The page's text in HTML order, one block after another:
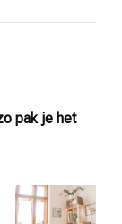
pak je het